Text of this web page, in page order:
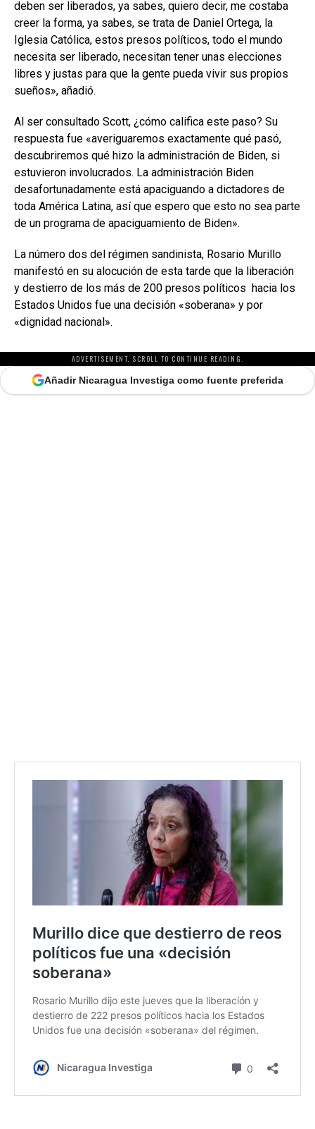
deben ser liberados, ya sabes, quiero decir, me costaba
creer la forma, ya sabes, se trata de Daniel Ortega, la
Iglesia Católica, estos presos políticos, todo el mundo
necesita ser liberado, necesitan tener unas elecciones
libres y justas para que la gente pueda vivir sus propios
sueños», añadió.
Al ser consultado Scott, ¿cómo califica este paso? Su
respuesta fue «averiguaremos exactamente qué pasó,
descubriremos qué hizo la administración de Biden, si
estuvieron involucrados. La administración Biden
desafortunadamente está apaciguando a dictadores de
toda América Latina, así que espero que esto no sea parte
de un programa de apaciguamiento de Biden».
La número dos del régimen sandinista, Rosario Murillo
manifestó en su alocución de esta tarde que la liberación
y destierro de los más de 200 presos políticos hacia los
Estados Unidos fue una decisión «soberana» y por
«dignidad nacional».
ADVERTISEMENT. SCROLL TO CONTINUE READING.
Añadir Nicaragua Investiga como fuente preferida